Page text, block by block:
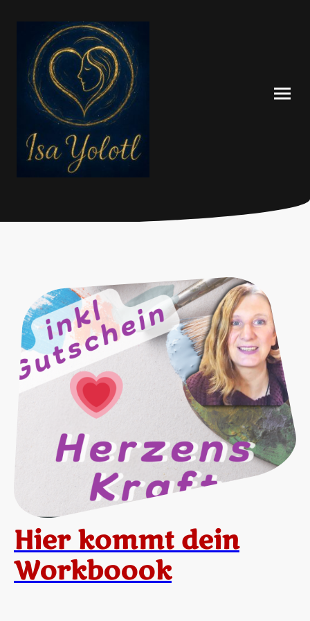
Hier kommt dein
Workboook